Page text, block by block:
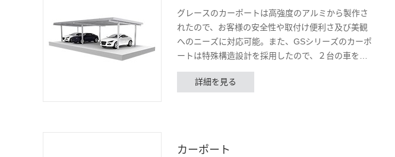
グレースのカーポートは高強度のアルミから製作さ
れたので、お客様の安全性や取付け便利さ及び美観
へのニーズに対応可能。また、GSシリーズのカーポ
ートは特殊構造設計を採用したので、２台の車を自
由に組み合わせることにより、最大限のスペース節
約ができる。10年間の品質も保証できる。
詳細を見る
カーポート